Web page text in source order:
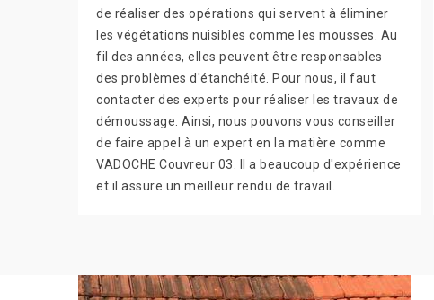
de réaliser des opérations qui servent à éliminer
les végétations nuisibles comme les mousses. Au
fil des années, elles peuvent être responsables
des problèmes d'étanchéité. Pour nous, il faut
contacter des experts pour réaliser les travaux de
démoussage. Ainsi, nous pouvons vous conseiller
de faire appel à un expert en la matière comme
VADOCHE Couvreur 03. Il a beaucoup d'expérience
et il assure un meilleur rendu de travail.